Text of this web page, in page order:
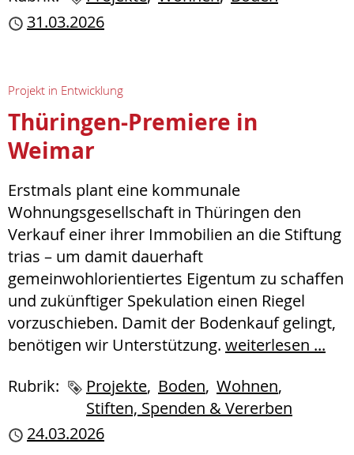
Publiziert
31.03.2026
Projekt in Entwicklung
Thüringen-Premiere in
Weimar
Erstmals plant eine kommunale
Wohnungsgesellschaft in Thüringen den
Verkauf einer ihrer Immobilien an die Stiftung
trias – um damit dauerhaft
gemeinwohlorientiertes Eigentum zu schaffen
und zukünftiger Spekulation einen Riegel
vorzuschieben. Damit der Bodenkauf gelingt,
benötigen wir Unterstützung. weiterlesen ...
Rubrik:
Schlagworte
Projekte Boden Wohnen
Stiften, Spenden & Vererben
Publiziert
24.03.2026